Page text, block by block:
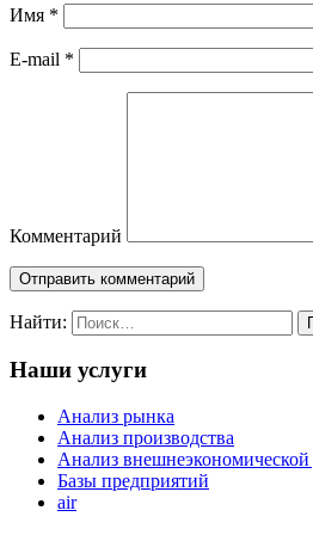
Имя *
E-mail *
Комментарий
Найти:
Наши услуги
Анализ рынка
Анализ производства
Анализ
Базы предприятий
air